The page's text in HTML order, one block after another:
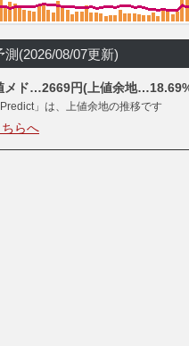
(2026/08/07更新)
メド…2669円(上値余地
」は、上値余地の推移です
ちらへ